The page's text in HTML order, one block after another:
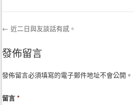
Post navigation
← 近二日與友談話有感。
發佈留言
發佈留言必須填寫的電子郵件地址不會公開。
留言*